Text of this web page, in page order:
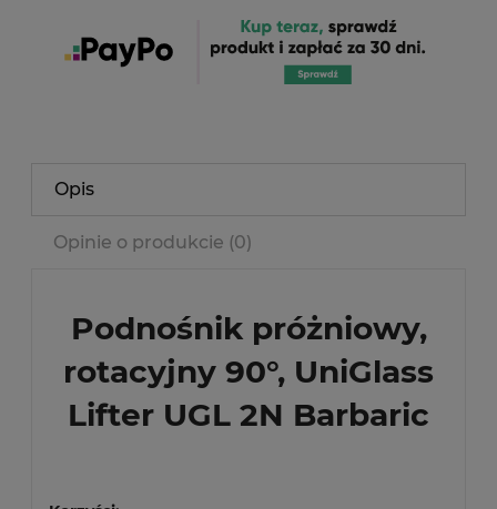
Opis
Opinie o produkcie (0)
Podnośnik próżniowy,
rotacyjny 90°, UniGlass
Lifter UGL 2N Barbaric